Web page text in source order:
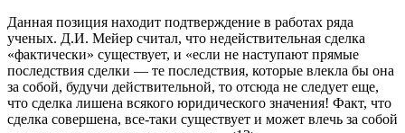
Данная позиция находит подтверждение в работах ряда
ученых. Д.И. Мейер считал, что недействительная сделка
«фактически» существует, и «если не наступают прямые
последствия сделки — те последствия, которые влекла бы она
за собой, будучи действительной, то отсюда не следует еще,
что сделка лишена всякого юридического значения! Факт, что
сделка совершена, все-таки существует и может влечь за собой